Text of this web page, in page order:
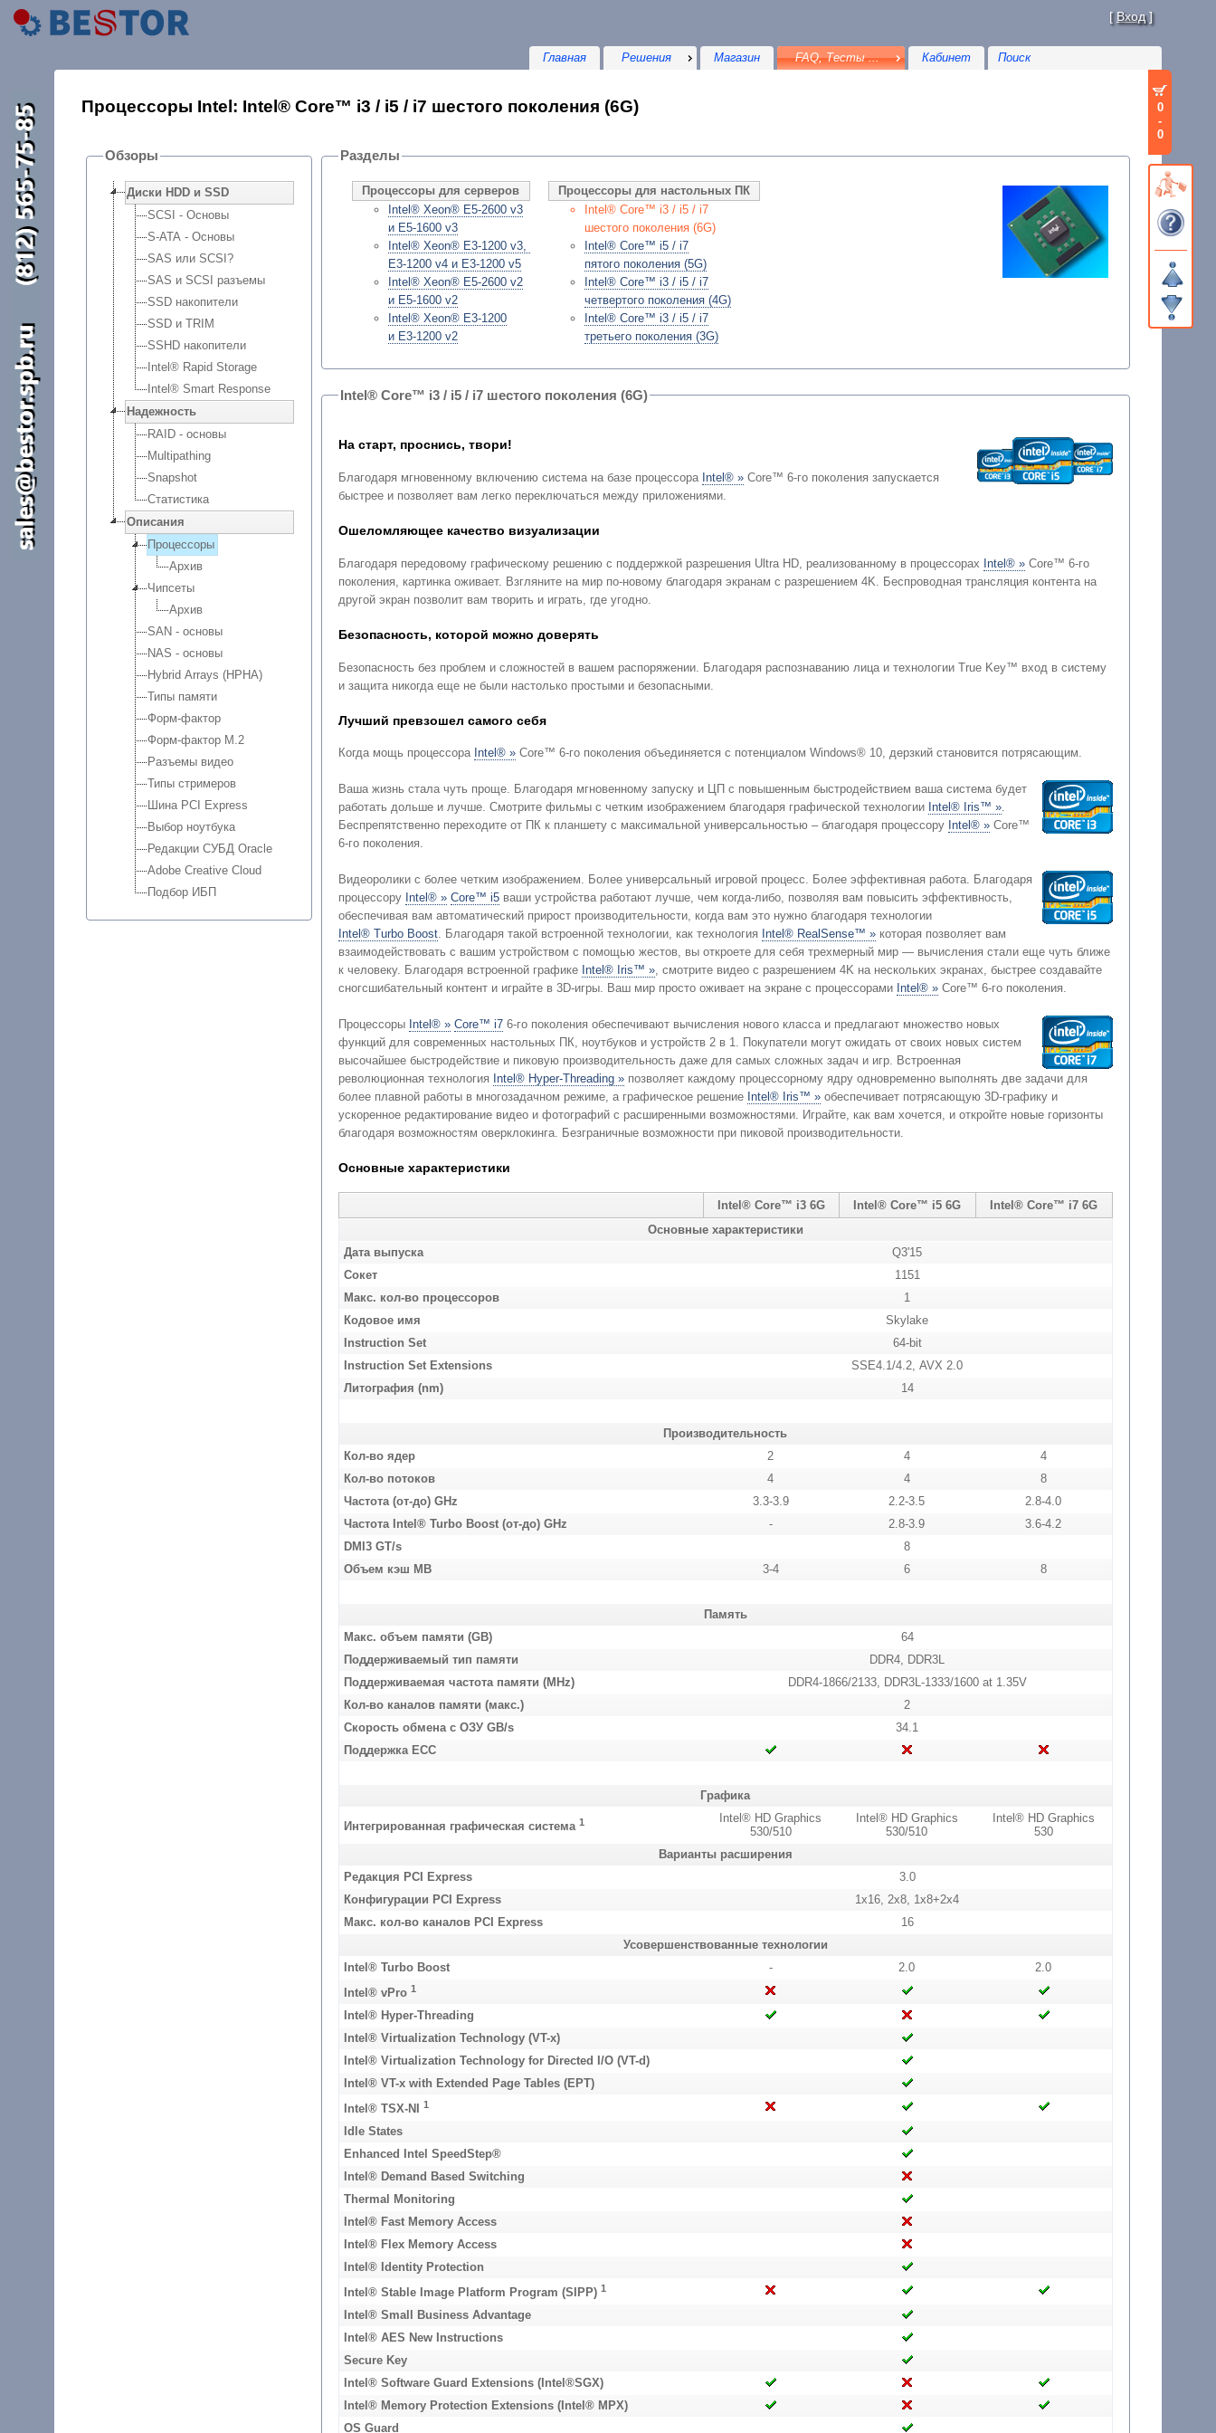
[Вход]
Главная Решения Магазин FAQ, Тесты ... Кабинет
Процессоры Intel: Intel® Core™ i3 / i5 / i7 шестого поколения (6G)
Обзоры
Диски HDD и SSD
SCSI - Основы
S-ATA - Основы
SAS или SCSI?
SAS и SCSI разъемы
SSD накопители
SSD и TRIM
SSHD накопители
Intel® Rapid Storage
Intel® Smart Response
Надежность
RAID - основы
Multipathing
Snapshot
Статистика
Описания
Процессоры
Архив
Чипсеты
Архив
SAN - основы
NAS - основы
Hybrid Arrays (HPHA)
Типы памяти
Форм-фактор
Форм-фактор M.2
Разъемы видео
Типы стримеров
Шина PCI Express
Выбор ноутбука
Редакции СУБД Oracle
Adobe Creative Cloud
Подбор ИБП
Разделы
Процессоры для серверов
Intel® Xeon® E5-2600 v3
и E5-1600 v3
Intel® Xeon® E3-1200 v3,
E3-1200 v4 и E3-1200 v5
Intel® Xeon® E5-2600 v2
и E5-1600 v2
Intel® Xeon® E3-1200
и E3-1200 v2
Процессоры для настольных ПК
Intel® Core™ i3 / i5 / i7
шестого поколения (6G)
Intel® Core™ i5 / i7
пятого поколения (5G)
Intel® Core™ i3 / i5 / i7
четвертого поколения (4G)
Intel® Core™ i3 / i5 / i7
третьего поколения (3G)
Intel® Core™ i3 / i5 / i7 шестого поколения (6G)
На старт, проснись, твори!
Благодаря мгновенному включению система на базе процессора Intel® »Core™ 6-го поколения запускается
быстрее и позволяет вам легко переключаться между приложениями.
Ошеломляющее качество визуализации
Благодаря передовому графическому решению с поддержкой разрешения Ultra HD, реализованному в процессорах Intel® »Core™ 6-го
поколения, картинка оживает. Взгляните на мир по-новому благодаря экранам с разрешением 4K. Беспроводная трансляция контента на
другой экран позволит вам творить и играть, где угодно.
Безопасность, которой можно доверять
Безопасность без проблем и сложностей в вашем распоряжении. Благодаря распознаванию лица и технологии True Key™ вход в систему
и защита никогда еще не были настолько простыми и безопасными.
Лучший превзошел самого себя
Когда мощь процессора Intel® »Core™ 6-го поколения объединяется с потенциалом Windows® 10, дерзкий становится потрясающим.
Ваша жизнь стала чуть проще. Благодаря мгновенному запуску и ЦП с повышенным быстродействием ваша система будет
работать дольше и лучше. Смотрите фильмы с четким изображением благодаря графической технологии Intel® Iris™ ».
Беспрепятственно переходите от ПК к планшету с максимальной универсальностью – благодаря процессору Intel® »Core™
6-го поколения.
Видеоролики с более четким изображением. Более универсальный игровой процесс. Более эффективная работа. Благодаря
процессору Intel® » Core™ i5ваши устройства работают лучше, чем когда-либо, позволяя вам повысить эффективность,
обеспечивая вам автоматический прирост производительности, когда вам это нужно благодаря технологии
Intel® Turbo Boost. Благодаря такой встроенной технологии, как технология Intel® RealSense™ »которая позволяет вам
взаимодействовать с вашим устройством с помощью жестов, вы откроете для себя трехмерный мир — вычисления стали еще чуть ближе
к человеку. Благодаря встроенной графике Intel® Iris™ », смотрите видео с разрешением 4K на нескольких экранах, быстрее создавайте
сногсшибательный контент и играйте в 3D-игры. Ваш мир просто оживает на экране с процессорами Intel® »Core™ 6-го поколения.
Процессоры Intel® » Core™ i76-го поколения обеспечивают вычисления нового класса и предлагают множество новых
функций для современных настольных ПК, ноутбуков и устройств 2 в 1. Покупатели могут ожидать от своих новых систем
высочайшее быстродействие и пиковую производительность даже для самых сложных задач и игр. Встроенная
революционная технология Intel® Hyper-Threading »позволяет каждому процессорному ядру одновременно выполнять две задачи для
более плавной работы в многозадачном режиме, а графическое решение Intel® Iris™ »обеспечивает потрясающую 3D-графику и
ускоренное редактирование видео и фотографий с расширенными возможностями. Играйте, как вам хочется, и откройте новые горизонты
благодаря возможностям оверклокинга. Безграничные возможности при пиковой производительности.
Основные характеристики
Intel® Core™ i3 6G Intel® Core™ i5 6G
Intel® Core™ i7 6G
Основные характеристики
Дата выпуска
Q3'15
Сокет
1151
Макс. кол-во процессоров
1
Кодовое имя
Skylake
Instruction Set
64-bit
Instruction Set Extensions
SSE4.1/4.2, AVX 2.0
Литография (nm)
14
Производительность
Кол-во ядер
2 4
4
Кол-во потоков
4 4
8
Частота (от-до) GHz
3.3-3.9 2.2-3.5
2.8-4.0
Частота Intel® Turbo Boost (от-до) GHz
- 2.8-3.9
3.6-4.2
DMI3 GT/s
8
Объем кэш MB
3-4 6 8
Память
Макс. объем памяти (GB)
64
Поддерживаемый тип памяти
DDR4, DDR3L
Поддерживаемая частота памяти (MHz)
DDR4-1866/2133, DDR3L-1333/1600 at 1.35V
Кол-во каналов памяти (макс.)
2
Скорость обмена с ОЗУ GB/s
34.1
Поддержка ECC
Графика
Интегрированная графическая система 1
Intel® HD Graphics
530/510
Intel® HD Graphics
530/510
Intel® HD Graphics
530
Варианты расширения
Редакция PCI Express
3.0
Конфигурации PCI Express
1x16, 2x8, 1x8+2x4
Макс. кол-во каналов PCI Express
16
Усовершенствованные технологии
Intel® Turbo Boost
- 2.0
2.0
Intel® vPro 1
Intel® Hyper-Threading
Intel® Virtualization Technology (VT-x)
Intel® Virtualization Technology for Directed I/O (VT-d)
Intel® VT-x with Extended Page Tables (EPT)
Intel® TSX-NI
1
Idle States
Enhanced Intel SpeedStep®
Intel® Demand Based Switching
Thermal Monitoring
Intel® Fast Memory Access
Intel® Flex Memory Access
Intel® Identity Protection
Intel® Stable Image Platform Program (SIPP) 1
Intel® Small Business Advantage
Intel® AES New Instructions
Secure Key
Intel® Software Guard Extensions (Intel®SGX)
Intel® Memory Protection Extensions (Intel® MPX)
OS Guard
0
-
0